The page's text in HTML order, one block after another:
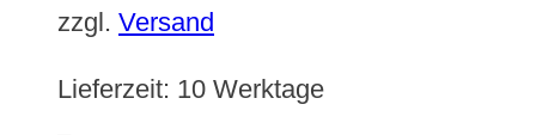
zzgl. Versand
Lieferzeit: 10 Werktage